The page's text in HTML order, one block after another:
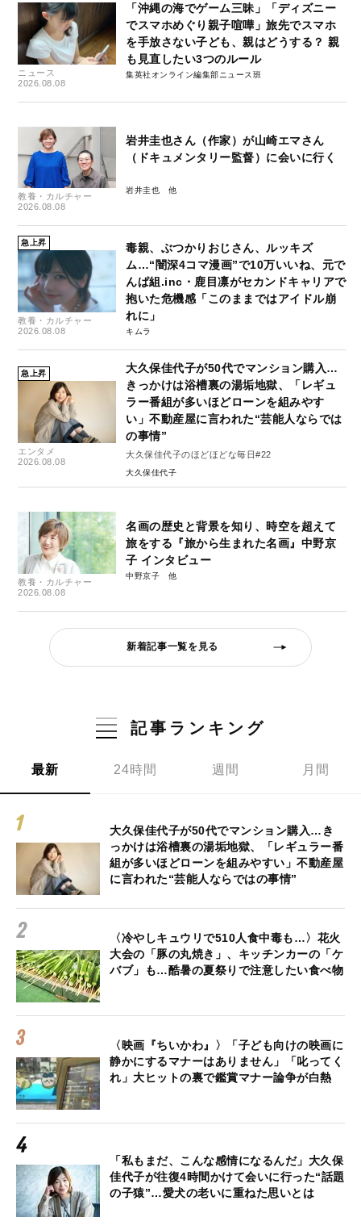
ニュース
2026.08.08
「沖縄の海でゲーム三昧」「ディズニー
でスマホめぐり親子喧嘩」旅先でスマホ
を手放さない子ども、親はどうする？ 親
も見直したい3つのルール
集英社オンライン編集部ニュース班
教養・カルチャー
2026.08.08
岩井圭也さん（作家）が山崎エマさん
（ドキュメンタリー監督）に会いに行く
岩井圭也
急上昇
教養・カルチャー
2026.08.08
毒親、ぶつかりおじさん、ルッキズ
ム…“闇深4コマ漫画”で10万いいね、元で
んぱ組.inc・鹿目凛がセカンドキャリアで
抱いた危機感「このままではアイドル崩
れに」
キムラ
急上昇
エンタメ
2026.08.08
大久保佳代子が50代でマンション購入…
きっかけは浴槽裏の湯垢地獄、「レギュ
ラー番組が多いほどローンを組みやす
い」不動産屋に言われた“芸能人ならでは
の事情”
大久保佳代子のほどほどな毎日#22
大久保佳代子
教養・カルチャー
2026.08.08
名画の歴史と背景を知り、時空を超えて
旅をする『旅から生まれた名画』中野京
子 インタビュー
中野京子
新着記事一覧を見る
記事ランキング
最新 24時間 週間 月間
大久保佳代子が50代でマンション購入…き
っかけは浴槽裏の湯垢地獄、「レギュラー番
組が多いほどローンを組みやすい」不動産屋
に言われた“芸能人ならではの事情”
〈冷やしキュウリで510人食中毒も…〉花火
大会の「豚の丸焼き」、キッチンカーの「ケ
バブ」も…酷暑の夏祭りで注意したい食べ物
〈映画『ちいかわ』〉「子ども向けの映画に
静かにするマナーはありません」「叱ってく
れ」大ヒットの裏で鑑賞マナー論争が白熱
「私もまだ、こんな感情になるんだ」大久保
佳代子が往復4時間かけて会いに行った“話題
の子猿”…愛犬の老いに重ねた思いとは